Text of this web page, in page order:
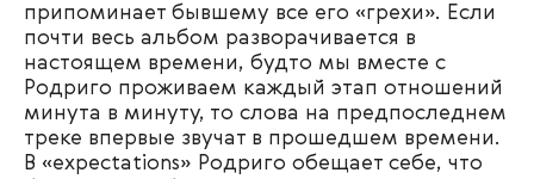
припоминает бывшему все его «грехи». Если
почти весь альбом разворачивается в
настоящем времени, будто мы вместе с
Родриго проживаем каждый этап отношений
минута в минуту, то слова на предпоследнем
треке впервые звучат в прошедшем времени.
В «expectations» Родриго обещает себе, что